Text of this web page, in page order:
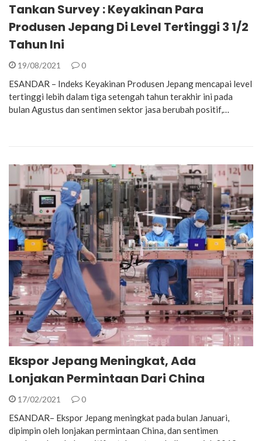
Tankan Survey : Keyakinan Para
Produsen Jepang Di Level Tertinggi 3 1/2
Tahun Ini
19/08/2021 0
ESANDAR – Indeks Keyakinan Produsen Jepang mencapai level
tertinggi lebih dalam tiga setengah tahun terakhir ini pada
bulan Agustus dan sentimen sektor jasa berubah positif,…
Ekspor Jepang Meningkat, Ada
Lonjakan Permintaan Dari China
17/02/2021 0
ESANDAR– Ekspor Jepang meningkat pada bulan Januari,
dipimpin oleh lonjakan permintaan China, dan sentimen